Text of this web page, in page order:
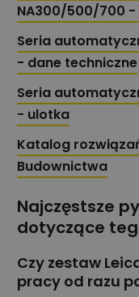
NA300/500/700
Seria
- dane techniczne
Seria
- ulotka
Katalog
Budownictwa
Najczęstsze
dotyczące
Czy zestaw
pracy od razu